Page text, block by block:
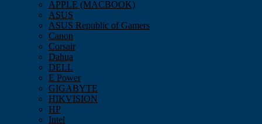
APPLE (MACBOOK)
ASUS
ASUS Republic of Gamers
Canon
Corsair
Dahua
DELL
E Power
GIGABYTE
HIKVISION
HP
Intel